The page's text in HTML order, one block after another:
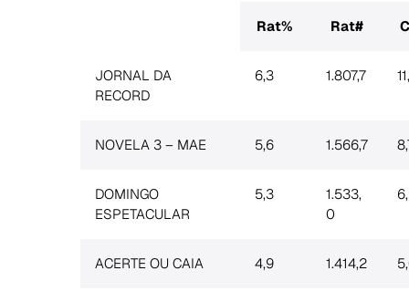
Rat% Rat#
JORNAL DA
RECORD
6,3 1.807,7
NOVELA 3 – MAE 5,6 1.566,7
DOMINGO
ESPETACULAR
5,3
1.533,
0
ACERTE OU CAIA 4,9 1.414,2